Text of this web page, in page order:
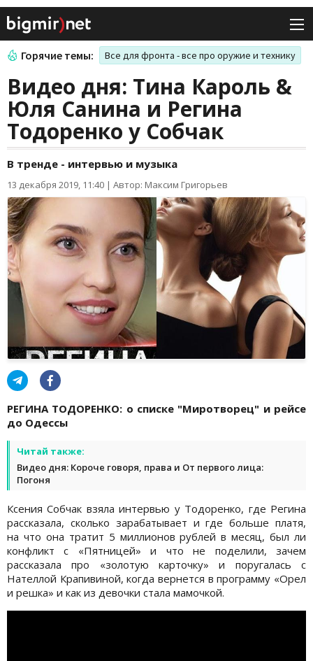
Горячие темы: Все для фронта - все про оружие и технику
Видео дня: Тина Кароль &
Юля Санина и Регина
Тодоренко у Собчак
В тренде - интервью и музыка
13 декабря 2019, 11:40 | Автор: Максим Григорьев
РЕГИНА ТОДОРЕНКО: о списке "Миротворец" и рейсе
до Одессы
Читай также:
Видео дня: Короче говоря, права и От первого лица:
Погоня
Ксения Собчак взяла интервью у Тодоренко, где Регина
рассказала, сколько зарабатывает и где больше платя,
на что она тратит 5 миллионов рублей в месяц, был ли
конфликт с «Пятницей» и что не поделили, зачем
рассказала про «золотую карточку» и поругалась с
Нателлой Крапивиной, когда вернется в программу «Орел
и решка» и как из девочки стала мамочкой.